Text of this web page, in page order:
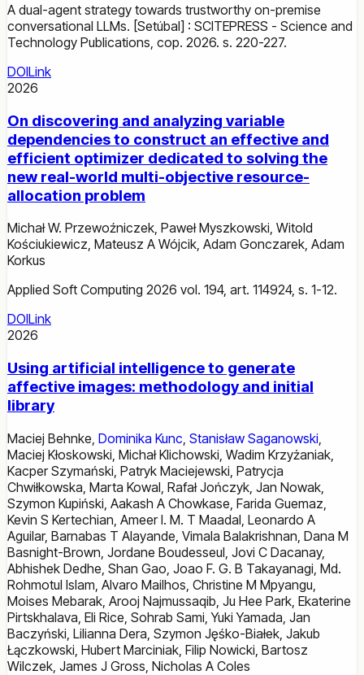
A dual-agent strategy towards trustworthy on-premise
conversational LLMs. [Setúbal] : SCITEPRESS - Science and
Technology Publications, cop. 2026. s. 220-227.
DOILink
2026
On discovering and analyzing variable
dependencies to construct an effective and
efficient optimizer dedicated to solving the
new real-world multi-objective resource-
allocation problem
Michał W. Przewoźniczek, Paweł Myszkowski, Witold
Kościukiewicz, Mateusz A Wójcik, Adam Gonczarek, Adam
Korkus
Applied Soft Computing 2026 vol. 194, art. 114924, s. 1-12.
DOILink
2026
Using artificial intelligence to generate
affective images: methodology and initial
library
Maciej Behnke Dominika Kunc Stanisław Saganowski
Maciej Kłoskowski Michał Klichowski Wadim Krzyżaniak
Kacper Szymański Patryk Maciejewski Patrycja
Chwiłkowska Marta Kowal Rafał Jończyk Jan Nowak
Szymon Kupiński Aakash A Chowkase Farida Guemaz
Kevin S Kertechian Ameer I. M. T Maadal Leonardo A
Aguilar, Barnabas T Alayande Vimala Balakrishnan Dana M
Basnight-Brown Jordane Boudesseul Jovi C Dacanay,
Abhishek Dedhe Shan Gao Joao F. G. B Takayanagi Md.
Rohmotul Islam Alvaro Mailhos Christine M Mpyangu
Moises Mebarak Arooj Najmussaqib Ju Hee Park Ekaterine
Pirtskhalava Eli Rice Sohrab Sami ,Yuki Yamada Jan
Baczyński Lilianna Dera Szymon Jęśko-Białek Jakub
Łączkowski Hubert Marciniak Filip Nowicki Bartosz
Wilczek James J Gross Nicholas A Coles